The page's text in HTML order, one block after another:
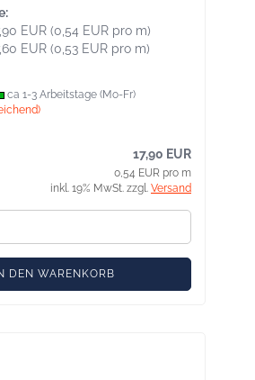
EUR (0,54 EUR pro m)
EUR (0,53 EUR pro m)
ca 1-3 Arbeitstage (Mo-Fr)
17,90 EUR
0,54 EUR pro m
inkl. 19% MwSt. zzgl. Versand
DEN WARENKORB